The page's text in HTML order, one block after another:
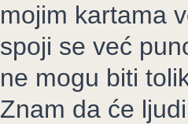
mojim kartama
spoji se već
ne mogu biti
Znam da će